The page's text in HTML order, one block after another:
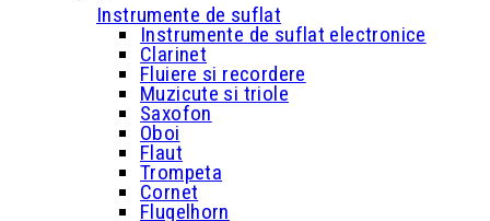
Instrumente de suflat
Instrumente de suflat electronice
Clarinet
Fluiere si recordere
Muzicute si triole
Saxofon
Oboi
Flaut
Trompeta
Cornet
Flugelhorn